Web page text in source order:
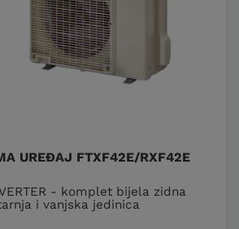
UREĐAJ FTXF42E/RXF42E
- komplet bijela zidna
i vanjska jedinica